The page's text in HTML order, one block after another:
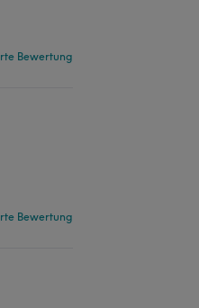
Bewertung
Bewertung